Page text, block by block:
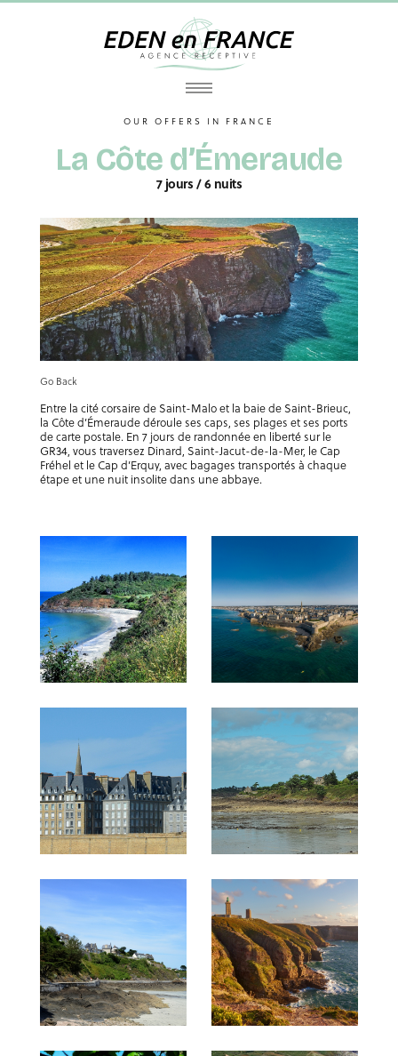
OUR OFFERS IN FRANCE
La Côte d’Émeraude
7 jours / 6 nuits
Go Back
Entre la cité corsaire de Saint-Malo et la baie de Saint-Brieuc,
la Côte d’Émeraude déroule ses caps, ses plages et ses ports
de carte postale. En 7 jours de randonnée en liberté sur le
GR34, vous traversez Dinard, Saint-Jacut-de-la-Mer, le Cap
Fréhel et le Cap d’Erquy, avec bagages transportés à chaque
étape et une nuit insolite dans une abbaye.